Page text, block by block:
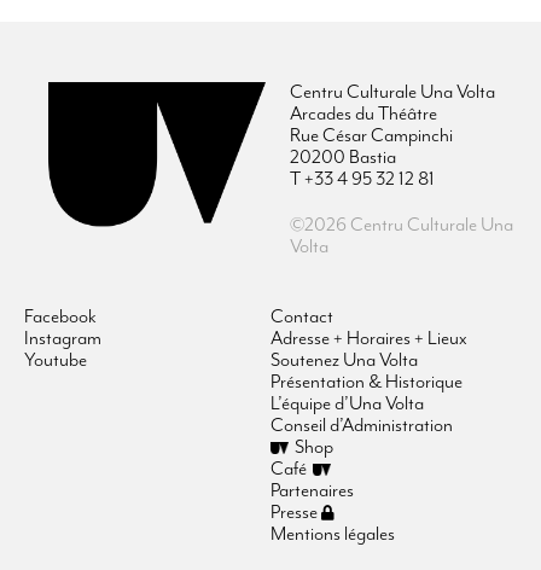
Centru Culturale Una Volta
Arcades du Théâtre
Rue César Campinchi
20200 Bastia
T +33 4 95 32 12 81
©2026 Centru Culturale Una
Volta
Facebook
Instagram
Youtube
Contact
Adresse + Horaires + Lieux
Soutenez Una Volta
Présentation & Historique
L’équipe d’Una Volta
Conseil d’Administration
Shop
Café
Partenaires
Presse
Mentions légales